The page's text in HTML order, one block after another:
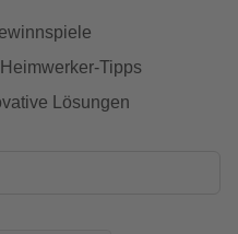
Tipps
Lösungen